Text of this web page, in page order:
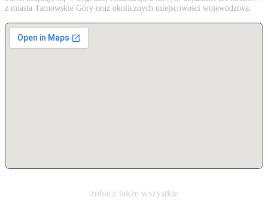
z miasta Tarnowskie Góry oraz okolicznych miejscowości województwa.
zobacz także wszystkie